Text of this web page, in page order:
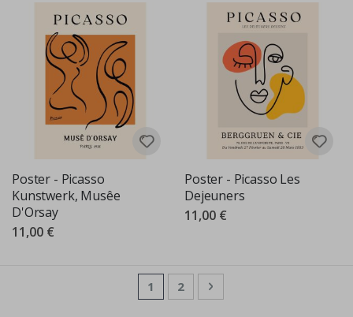
Poster - Picasso
Kunstwerk, Musêe
D'Orsay
11,00 €
Poster - Picasso Les
Dejeuners
11,00 €
Seite
Sie lesen gerade die Seite
1 Seite
2 Seite
Weiter